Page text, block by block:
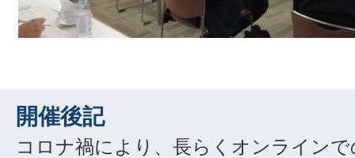
開催後記
コロナ禍により、長らくオンライン